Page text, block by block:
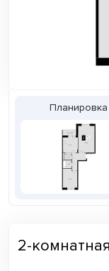
Планировка
2-